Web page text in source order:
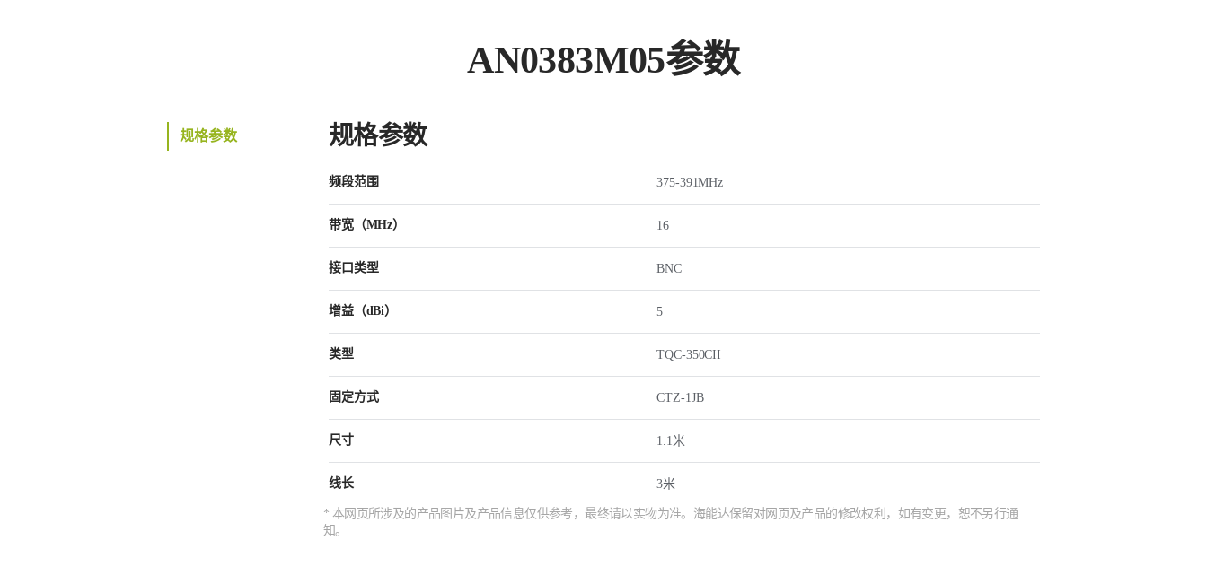
AN0383M05参数
规格参数 规格参数
频段范围 375-391MHz
带宽（MHz） 16
接口类型 BNC
增益（dBi） 5
类型 TQC-350CII
固定方式 CTZ-1JB
尺寸 1.1米
线长 3米
* 本网页所涉及的产品图片及产品信息仅供参考，最终请以实物为准。海能达保留对网页及产品的修改权利，如有变更，恕不另行通
知。